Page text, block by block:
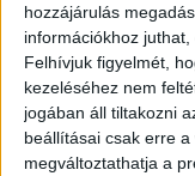
hozzájárulás
információkhoz
Felhívjuk figyelmét,
kezeléséhez nem
jogában áll tiltakozni
beállításai csak erre
megváltoztathatja a